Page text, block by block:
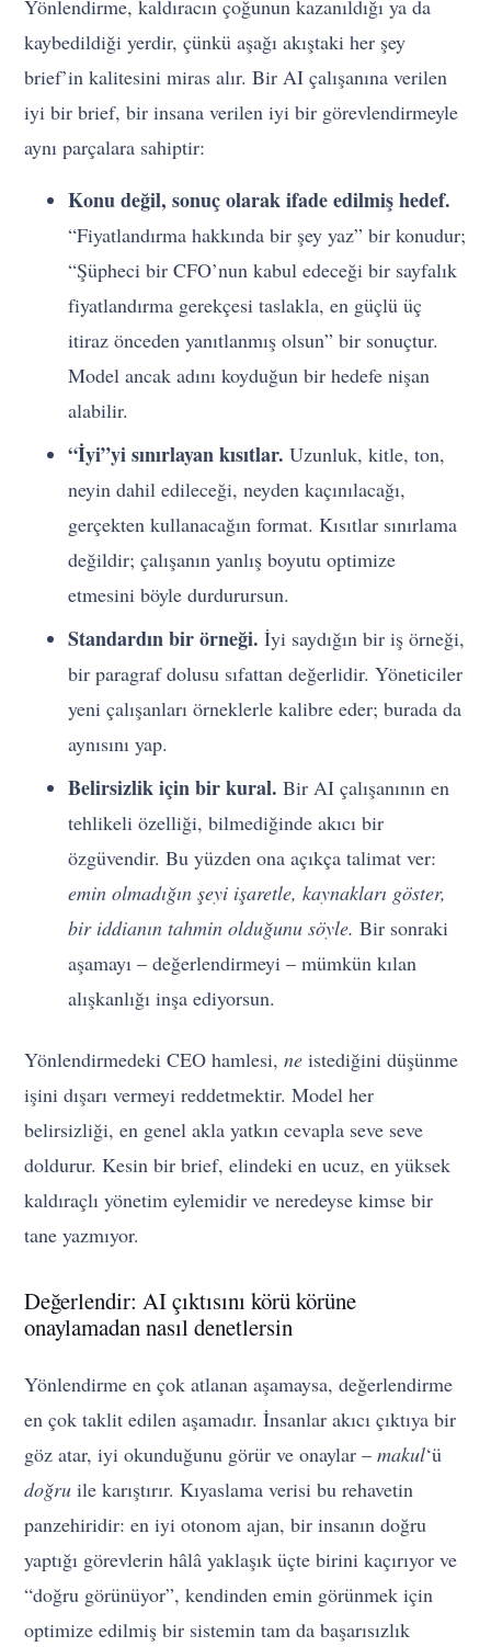
Yönlendirme, kaldıracın çoğunun kazanıldığı ya da
kaybedildiği yerdir, çünkü aşağı akıştaki her şey
brief’in kalitesini miras alır. Bir AI çalışanına verilen
iyi bir brief, bir insana verilen iyi bir görevlendirmeyle
aynı parçalara sahiptir:
Konu değil, sonuç olarak ifade edilmiş hedef.
“Fiyatlandırma hakkında bir şey yaz” bir konudur;
“Şüpheci bir CFO’nun kabul edeceği bir sayfalık
fiyatlandırma gerekçesi taslakla, en güçlü üç
itiraz önceden yanıtlanmış olsun” bir sonuçtur.
Model ancak adını koyduğun bir hedefe nişan
alabilir.
“İyi”yi sınırlayan kısıtlar. Uzunluk, kitle, ton,
neyin dahil edileceği, neyden kaçınılacağı,
gerçekten kullanacağın format. Kısıtlar sınırlama
değildir; çalışanın yanlış boyutu optimize
etmesini böyle durdurursun.
Standardın bir örneği. İyi saydığın bir iş örneği,
bir paragraf dolusu sıfattan değerlidir. Yöneticiler
yeni çalışanları örneklerle kalibre eder; burada da
aynısını yap.
Belirsizlik için bir kural. Bir AI çalışanının en
tehlikeli özelliği, bilmediğinde akıcı bir
özgüvendir. Bu yüzden ona açıkça talimat ver:
emin olmadığın şeyi işaretle, kaynakları göster,
bir iddianın tahmin olduğunu söyle. Bir sonraki
aşamayı – değerlendirmeyi – mümkün kılan
alışkanlığı inşa ediyorsun.
Yönlendirmedeki CEO hamlesi,ne istediğini düşünme
işini dışarı vermeyi reddetmektir. Model her
belirsizliği, en genel akla yatkın cevapla seve seve
doldurur. Kesin bir brief, elindeki en ucuz, en yüksek
kaldıraçlı yönetim eylemidir ve neredeyse kimse bir
tane yazmıyor.
Değerlendir: AI çıktısını körü körüne
onaylamadan nasıl denetlersin
Yönlendirme en çok atlanan aşamaysa, değerlendirme
en çok taklit edilen aşamadır. İnsanlar akıcı çıktıya bir
göz atar, iyi okunduğunu görür ve onaylar –makul‘ü
doğru ile karıştırır. Kıyaslama verisi bu rehavetin
panzehiridir: en iyi otonom ajan, bir insanın doğru
yaptığı görevlerin hâlâ yaklaşık üçte birini kaçırıyor ve
“doğru görünüyor”, kendinden emin görünmek için
optimize edilmiş bir sistemin tam da başarısızlık